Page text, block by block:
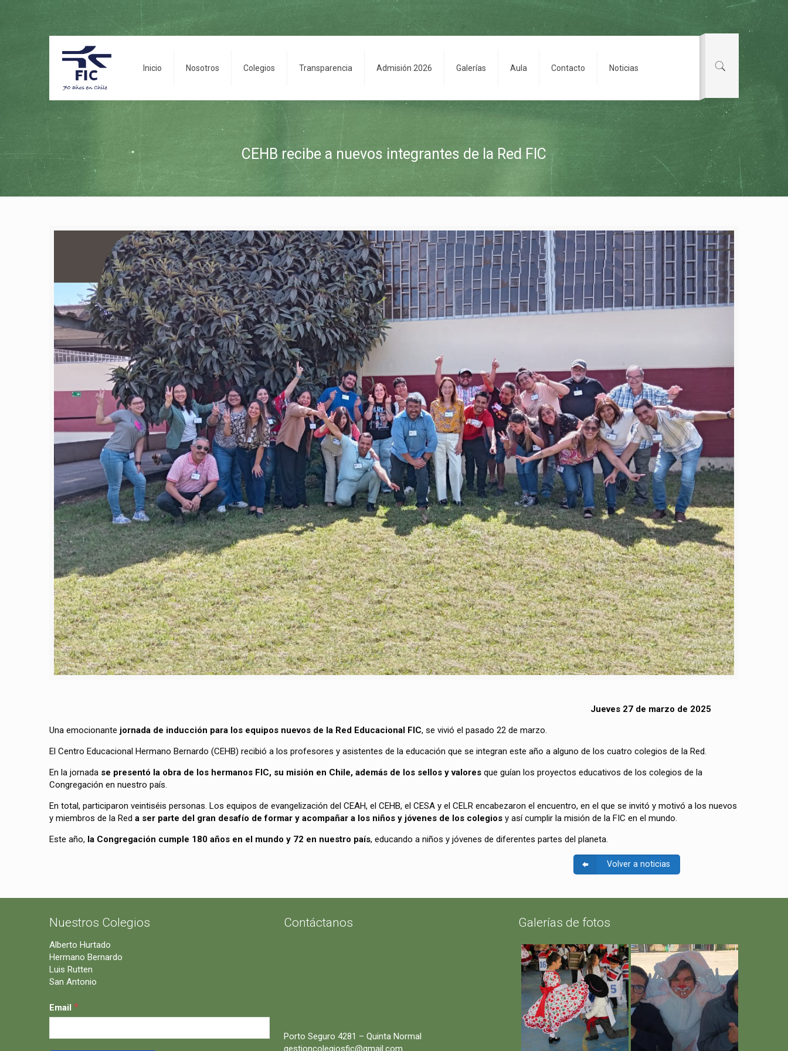
Inicio Nosotros Colegios Transparencia Admisión 2026 Galerías Aula Contacto Noticias
CEHB recibe a nuevos integrantes de la Red FIC
Jueves 27 de marzo de 2025
Una emocionante jornada de inducción para los equipos nuevos de la Red Educacional FIC, se vivió el pasado 22 de marzo.
El Centro Educacional Hermano Bernardo (CEHB) recibió a los profesores y asistentes de la educación que se integran este año a alguno de los cuatro colegios de la Red.
En la jornada se presentó la obra de los hermanos FIC, su misión en Chile, además de los sellos y valores que guían los proyectos educativos de los colegios de la
Congregación en nuestro país.
En total, participaron veintiséis personas. Los equipos de evangelización del CEAH, el CEHB, el CESA y el CELR encabezaron el encuentro, en el que se invitó y motivó a los nuevos
y miembros de la Red a ser parte del gran desafío de formar y acompañar a los niños y jóvenes de los colegios y así cumplir la misión de la FIC en el mundo.
Este año, la Congregación cumple 180 años en el mundo y 72 en nuestro país, educando a niños y jóvenes de diferentes partes del planeta.
Volver a noticias
Nuestros Colegios
Alberto Hurtado
Hermano Bernardo
Luis Rutten
San Antonio
Email *
Contáctanos
Porto Seguro 4281 – Quinta Normal
gestioncolegiosfic@gmail.com
Galerías de fotos